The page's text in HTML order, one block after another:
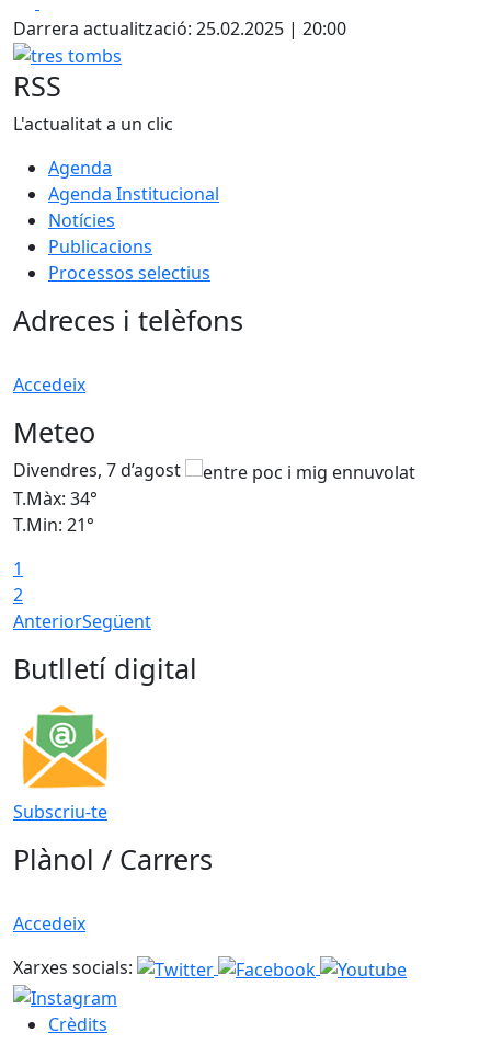
Darrera actualització: 25.02.2025 | 20:00
tres tombs
RSS
L'actualitat a un clic
Agenda
Agenda Institucional
Notícies
Publicacions
Processos selectius
Adreces i telèfons
Accedeix
Meteo
Divendres, 7 d’agost
T.Màx: 34°
T.Min: 21°
1
2
AnteriorSegüent
Butlletí digital
Subscriu-te
Plànol / Carrers
Accedeix
Xarxes socials:
Crèdits